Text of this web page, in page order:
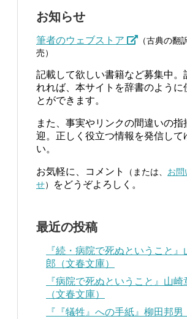
お知らせ
筆者のウェブストア
（古典の翻
売）
記載して欲しい書籍など募集中。
れれば、本サイトを辞書のように
とができます。
また、事実やリンクの間違いの指
迎。正しく役立つ情報を発信して
い。
お気軽に、コメント （または、 お問
せ） をどうぞよろしく。
最近の投稿
『続・病院で死ぬということ』
郎（文春文庫）
『病院で死ぬということ』山崎
（文春文庫）
『『犠牲』への手紙』柳田邦男